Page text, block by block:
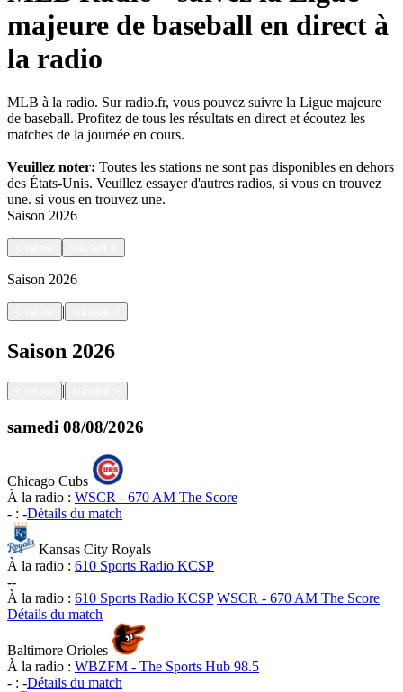
majeure de baseball en direct à
la radio
MLB à la radio. Sur radio.fr, vous pouvez suivre la Ligue majeure
de baseball. Profitez de tous les résultats en direct et écoutez les
matches de la journée en cours.
Veuillez noter: Toutes les stations ne sont pas disponibles en dehors
des États-Unis. Veuillez essayer d'autres radios, si vous en trouvez
une. si vous en trouvez une.
Saison 2026
Saison 2026
|
Saison 2026
|
samedi 08/08/2026
Chicago Cubs
À la radio : WSCR - 670 AM The Score
- : -Détails du match
Kansas City Royals
À la radio : 610 Sports Radio KCSP
--
À la radio : 610 Sports Radio KCSP WSCR - 670 AM The Score
Détails du match
Baltimore Orioles
À la radio : WBZFM - The Sports Hub 98.5
- : -Détails du match